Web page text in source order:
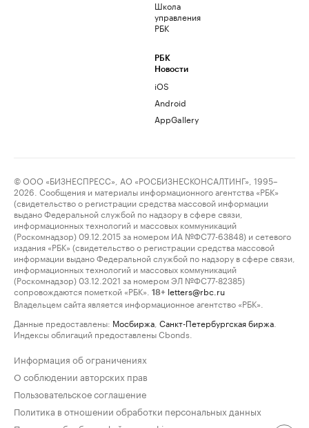
Школа
управления
РБК
РБК
Новости
iOS
Android
AppGallery
© ООО «БИЗНЕСПРЕСС», АО «РОСБИЗНЕСКОНСАЛТИНГ», 1995–
2026. Сообщения и материалы информационного агентства «РБК»
(свидетельство о регистрации средства массовой информации
выдано Федеральной службой по надзору в сфере связи,
информационных технологий и массовых коммуникаций
(Роскомнадзор) 09.12.2015 за номером ИА №ФС77-63848) и сетевого
издания «РБК» (свидетельство о регистрации средства массовой
информации выдано Федеральной службой по надзору в сфере связи,
информационных технологий и массовых коммуникаций
(Роскомнадзор) 03.12.2021 за номером ЭЛ №ФС77-82385)
сопровождаются пометкой «РБК».
18+ letters@rbc.ru
Владельцем сайта является информационное агентство «РБК».
Данные предоставлены: Мосбиржа Санкт-Петербургская биржа
Индексы облигаций предоставлены Cbonds.
Информация об ограничениях
О соблюдении авторских прав
Пользовательское соглашение
Политика в отношении обработки персональных данных